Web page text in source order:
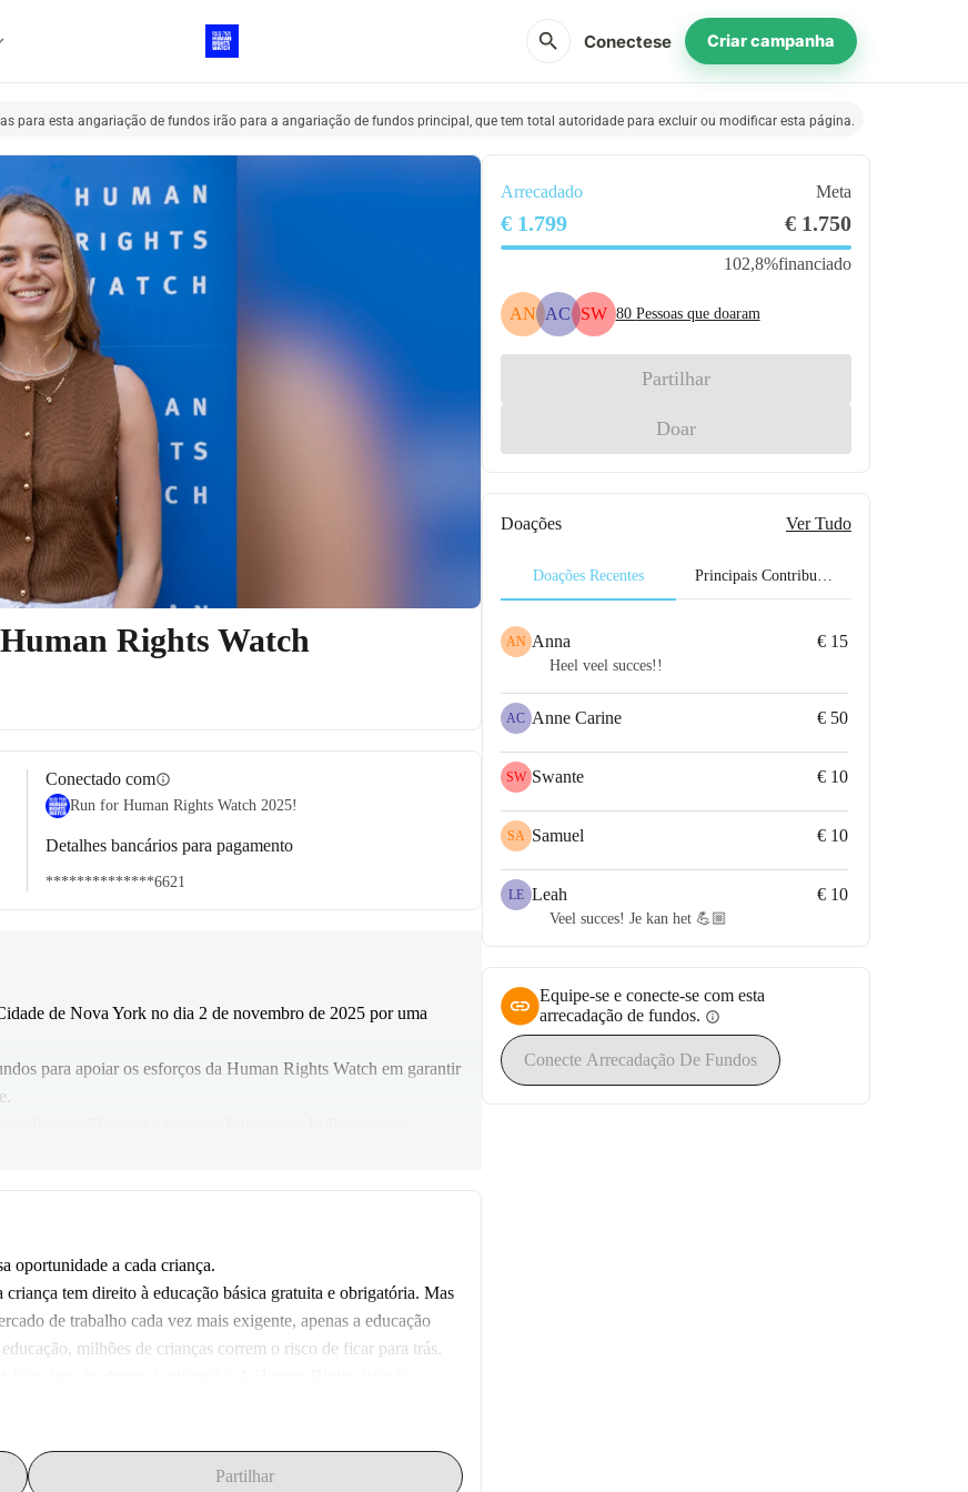
search Conectese Criar campanha
para esta angariação de fundos irão para a angariação de fundos principal, que tem total autoridade para excluir ou modificar esta página.
Rights Watch
Conectado cominfo
Run for Human Rights Watch 2025!
Detalhes bancários para pagamento
**************6621
de Nova York no dia 2 de novembro de 2025 por uma
para apoiar os esforços da Human Rights Watch em garantir
oportunidade a cada criança.
tem direito à educação básica gratuita e obrigatória. Mas
de trabalho cada vez mais exigente, apenas a educação
milhões de crianças correm o risco de ficar para trás.
a primeira turma da educação infantil até o final do ensino
para o ensino médio são mais saudáveis, ganham mais e têm
infantis.
Partilhar
Arrecadado Meta
€ 1.799 € 1.750
102,8%financiado
AN AC SW 80 Pessoas que doaram
Partilhar
Doar
Doações Ver Tudo
Doações Recentes Principais Contribuidores
AN Anna € 15
Heel veel succes!!
AC Anne Carine € 50
SW Swante € 10
SA Samuel € 10
LE Leah € 10
Veel succes! Je kan het 💪🏼
Equipe-se e conecte-se com esta
arrecadação de fundos. info
Conecte Arrecadação De Fundos